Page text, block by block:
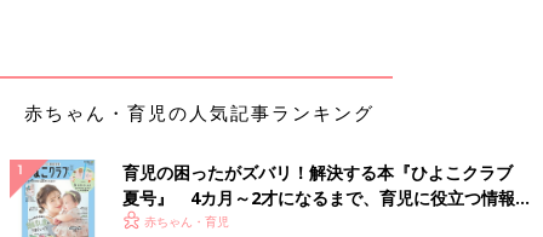
赤ちゃん・育児の人気記事ランキング
育児の困ったがズバリ！解決する本『ひよこクラブ
夏号』 4カ月～2才になるまで、育児に役立つ情報が
いっぱい！
赤ちゃん・育児